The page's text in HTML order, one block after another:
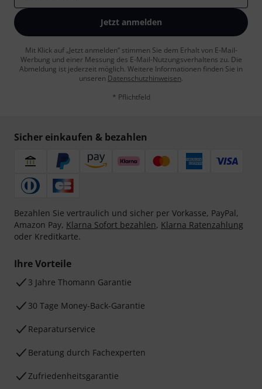
Jetzt anmelden
Mit Klick auf „Jetzt anmelden“ stimmen Sie dem Erhalt von E-Mail-
Werbung und einer Messung des E-Mail-Nutzungsverhaltens zu. Die
Abmeldung ist jederzeit möglich. Weitere Informationen finden Sie in
unseren Datenschutzhinweisen.
* Pflichtfeld
Sicher einkaufen & bezahlen
Bezahlen Sie vertraulich und sicher per Vorkasse, PayPal,
Amazon Pay, Klarna Sofort bezahlen, Klarna Ratenzahlung
oder Kreditkarte.
Ihre Vorteile
3 Jahre Thomann Garantie
30 Tage Money-Back-Garantie
Reparaturservice
Beratung durch Fachexperten
Zufriedenheitsgarantie